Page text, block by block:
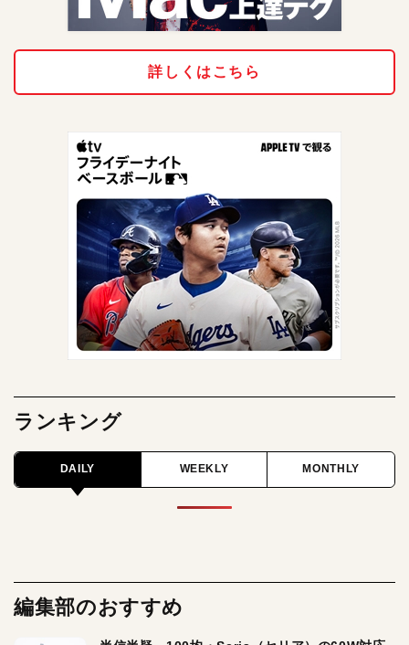
詳しくはこちら
ランキング
DAILY WEEKLY MONTHLY
編集部のおすすめ